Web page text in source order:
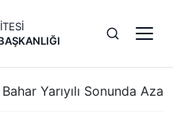
Yarıyılı Sonunda